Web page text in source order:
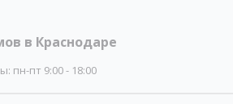
в Краснодаре
пн-пт 9:00 - 18:00